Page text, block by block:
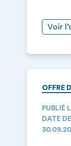
Voir
OFFRE
PUBLIÉ
DATE